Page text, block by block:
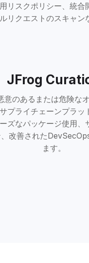
リスクポリシー、統合
リクエストのスキャン
JFrog
のあるまたは危険な
プライチェーンプラ
ズなパッケージ使用、
改善された
ます。